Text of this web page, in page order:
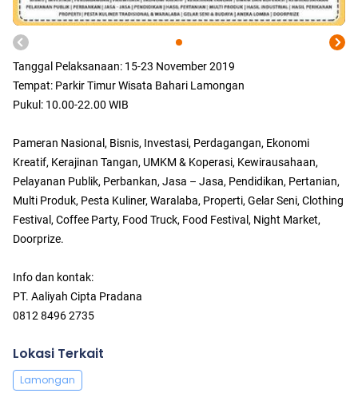
Tanggal Pelaksanaan: 15-23 November 2019
Tempat: Parkir Timur Wisata Bahari Lamongan
Pukul: 10.00-22.00 WIB
Pameran Nasional, Bisnis, Investasi, Perdagangan, Ekonomi
Kreatif, Kerajinan Tangan, UMKM & Koperasi, Kewirausahaan,
Pelayanan Publik, Perbankan, Jasa – Jasa, Pendidikan, Pertanian,
Multi Produk, Pesta Kuliner, Waralaba, Properti, Gelar Seni, Clothing
Festival, Coffee Party, Food Truck, Food Festival, Night Market,
Doorprize.
Info dan kontak:
PT. Aaliyah Cipta Pradana
0812 8496 2735
Lokasi Terkait
Lamongan